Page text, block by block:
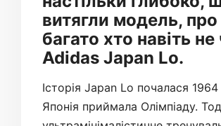
витягли модель, про
багато хто навіть
Adidas Japan Lo.
Історія Japan Lo почалася
Японія приймала Олімпіаду.